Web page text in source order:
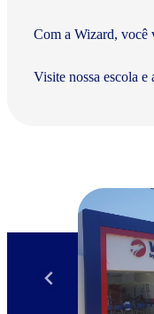
Com a Wizard, você
Visite nossa escola e